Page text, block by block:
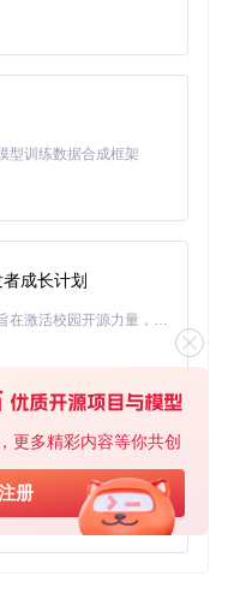
更多精彩内容等你共创
册
型训练数据合成框架
成长计划
「源启盛夏」暑期校园开发者成长计划旨在激活校园开源力量，通过积分激励、认证扶持、资源倾斜等形式，引导高校组织和开发者完成「入驻 — 建项目 — 做贡献 — 获认证 — 得资源」的完整闭环。无论你是想带领社团入驻平台的组织者，还是希望用代码贡献证明自己的开发者，都能在这里找到属于你的成长路径。
基于Python的Xiaozhi AI，适用于想要完整Xiaozhi体验而无需拥有专用硬件的用户。